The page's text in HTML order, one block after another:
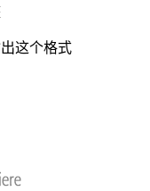
这个格式